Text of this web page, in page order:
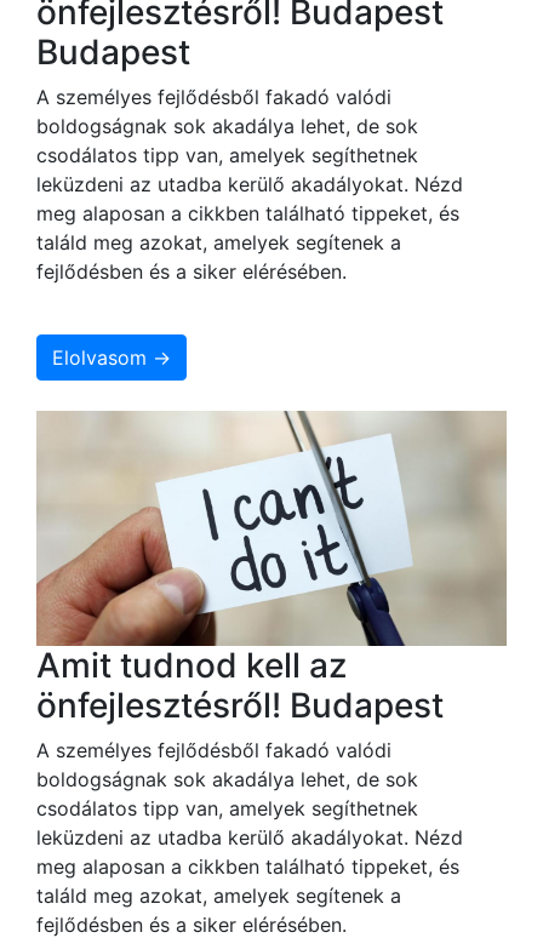
önfejlesztésről! Budapest
Budapest
A személyes fejlődésből fakadó valódi
boldogságnak sok akadálya lehet, de sok
csodálatos tipp van, amelyek segíthetnek
leküzdeni az utadba kerülő akadályokat. Nézd
meg alaposan a cikkben található tippeket, és
találd meg azokat, amelyek segítenek a
fejlődésben és a siker elérésében.
Elolvasom →
Amit tudnod kell az
önfejlesztésről! Budapest
A személyes fejlődésből fakadó valódi
boldogságnak sok akadálya lehet, de sok
csodálatos tipp van, amelyek segíthetnek
leküzdeni az utadba kerülő akadályokat. Nézd
meg alaposan a cikkben található tippeket, és
találd meg azokat, amelyek segítenek a
fejlődésben és a siker elérésében.